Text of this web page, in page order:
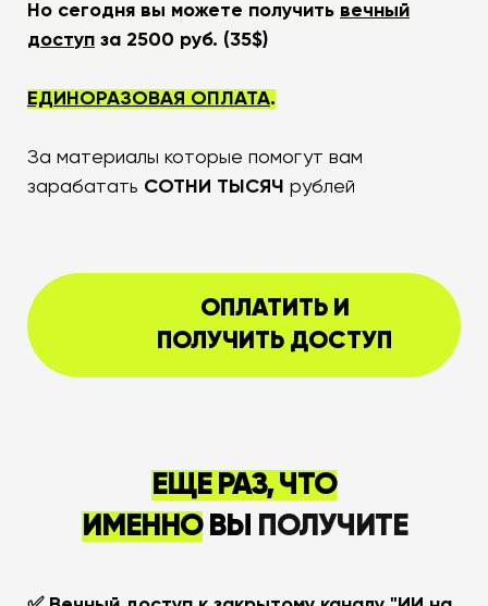
Но сегодня вы можете получить вечный
доступ за 2500 руб. (35$)
ЕДИНОРАЗОВАЯ ОПЛАТА.
За материалы которые помогут вам
зарабатать СОТНИ ТЫСЯЧ рублей
ОПЛАТИТЬ И
ПОЛУЧИТЬ ДОСТУП
ЕЩЕ РАЗ, ЧТО
ИМЕННОВЫ ПОЛУЧИТЕ